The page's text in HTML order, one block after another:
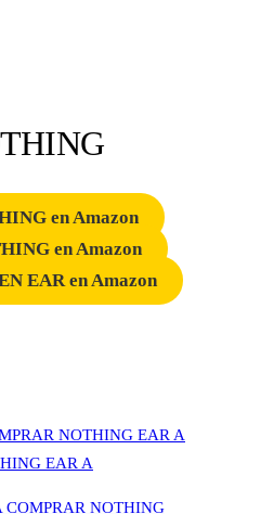
en Amazon
en Amazon
EAR en Amazon